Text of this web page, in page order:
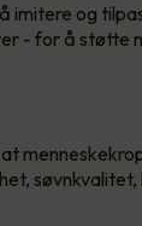
imitere og
- for å støtte